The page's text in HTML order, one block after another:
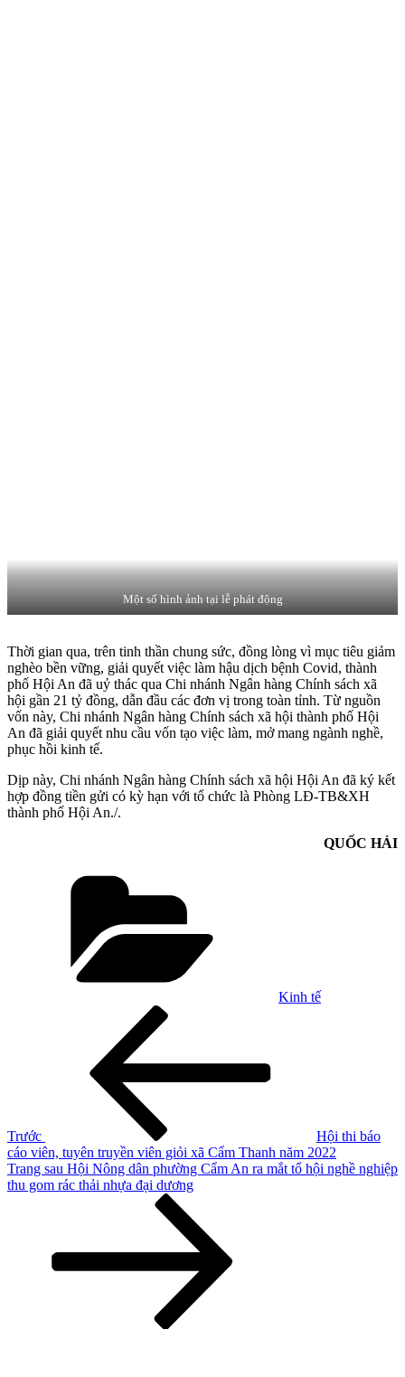
Một số hình ảnh tại lễ phát động
Thời gian qua, trên tinh thần chung sức, đồng lòng vì mục tiêu giảm
nghèo bền vững, giải quyết việc làm hậu dịch bệnh Covid, thành
phố Hội An đã uỷ thác qua Chi nhánh Ngân hàng Chính sách xã
hội gần 21 tỷ đồng, dẫn đầu các đơn vị trong toàn tỉnh. Từ nguồn
vốn này, Chi nhánh Ngân hàng Chính sách xã hội thành phố Hội
An đã giải quyết nhu cầu vốn tạo việc làm, mở mang ngành nghề,
phục hồi kinh tế.
Dịp này, Chi nhánh Ngân hàng Chính sách xã hội Hội An đã ký kết
hợp đồng tiền gửi có kỳ hạn với tổ chức là Phòng LĐ-TB&XH
thành phố Hội An./.
QUỐC HẢI
Kinh tế
Trước
Hội thi báo
cáo viên, tuyên truyền viên giỏi xã Cẩm Thanh năm 2022
Bài
tiếp
Trang sau Hội Nông dân phường Cẩm An ra mắt tổ hội nghề nghiệp
thu gom rác thải nhựa đại dương